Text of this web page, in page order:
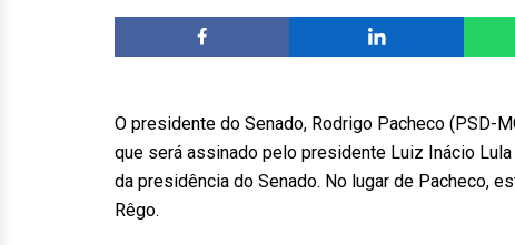
O presidente do Senado, Rodrigo Pacheco (PSD-
que será assinado pelo presidente Luiz Inácio
da presidência do Senado. No lugar de Pacheco,
Rêgo.